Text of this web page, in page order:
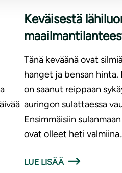
Keväisestä
Tänä keväänä ovat
hanget ja bensan
on saanut reippaan
auringon sulattaessa
Ensimmäisiin
ovat olleet heti
LUE LISÄÄ